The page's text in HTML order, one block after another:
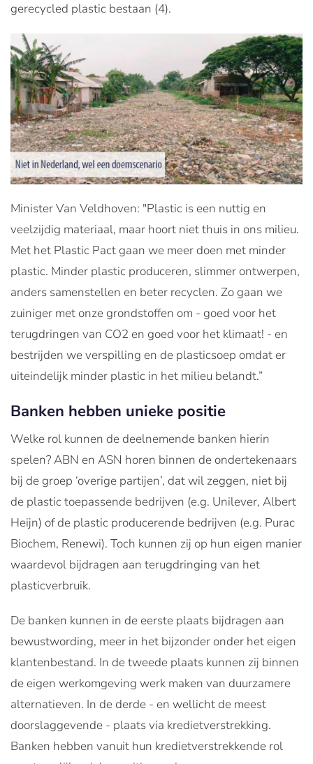
gerecycled plastic bestaan (4).
Minister Van Veldhoven: "Plastic is een nuttig en
veelzijdig materiaal, maar hoort niet thuis in ons milieu.
Met het Plastic Pact gaan we meer doen met minder
plastic. Minder plastic produceren, slimmer ontwerpen,
anders samenstellen en beter recyclen. Zo gaan we
zuiniger met onze grondstoffen om - goed voor het
terugdringen van CO2 en goed voor het klimaat! - en
bestrijden we verspilling en de plasticsoep omdat er
uiteindelijk minder plastic in het milieu belandt.”
Banken hebben unieke positie
Welke rol kunnen de deelnemende banken hierin
spelen? ABN en ASN horen binnen de ondertekenaars
bij de groep ‘overige partijen’, dat wil zeggen, niet bij
de plastic toepassende bedrijven (e.g. Unilever, Albert
Heijn) of de plastic producerende bedrijven (e.g. Purac
Biochem, Renewi). Toch kunnen zij op hun eigen manier
waardevol bijdragen aan terugdringing van het
plasticverbruik.
De banken kunnen in de eerste plaats bijdragen aan
bewustwording, meer in het bijzonder onder het eigen
klantenbestand. In de tweede plaats kunnen zij binnen
de eigen werkomgeving werk maken van duurzamere
alternatieven. In de derde - en wellicht de meest
doorslaggevende - plaats via kredietverstrekking.
Banken hebben vanuit hun kredietverstrekkende rol